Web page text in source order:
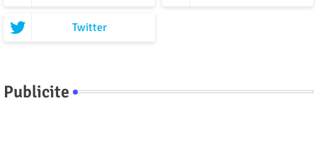
Twitter
Publicite